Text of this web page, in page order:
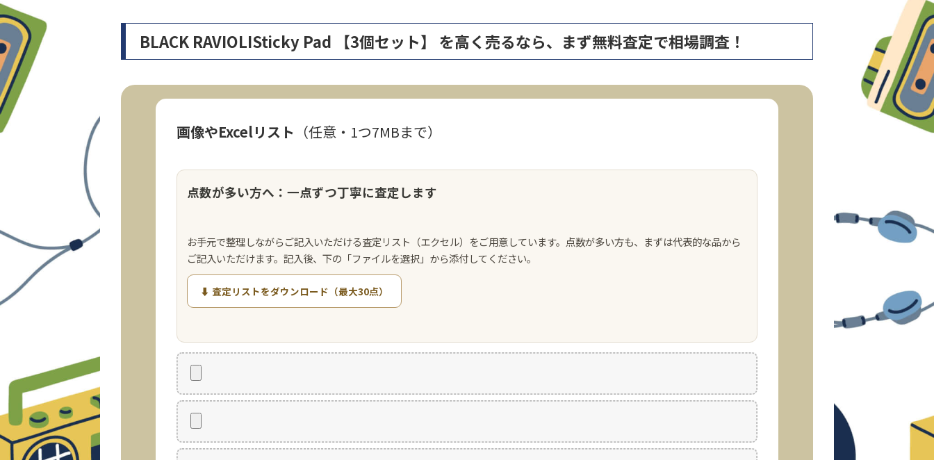
BLACK RAVIOLISticky Pad 【3個セット】 を高く売るなら、まず無料査定で相場調査！
画像やExcelリスト （任意・1つ7MBまで）
点数が多い方へ：一点ずつ丁寧に査定します
お手元で整理しながらご記入いただける査定リスト（エクセル）をご用意しています。点数が多い方も、まずは代表的な品から
ご記入いただけます。記入後、下の「ファイルを選択」から添付してください。
⬇ 査定リストをダウンロード（最大30点）